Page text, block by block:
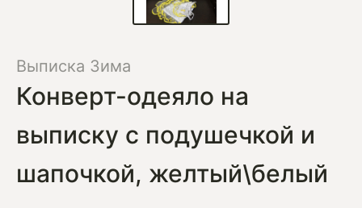
Выписка Зима
Конверт-одеяло на
выписку с подушечкой и
шапочкой, желтый\белый